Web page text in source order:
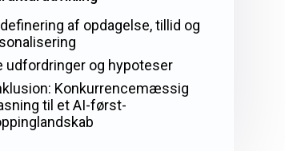
af opdagelse, tillid og
udfordringer og hypoteser
Konkurrencemæssig
til et AI-først-